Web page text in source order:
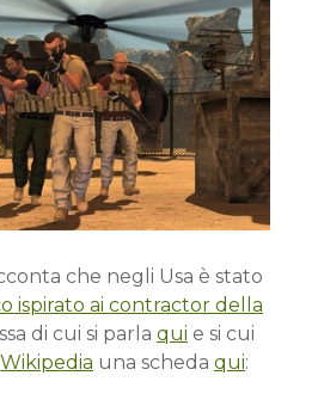
che negli Usa è stato
ispirato ai contractor della
di cui si parla qui e si cui
Wikipedia una scheda qui: